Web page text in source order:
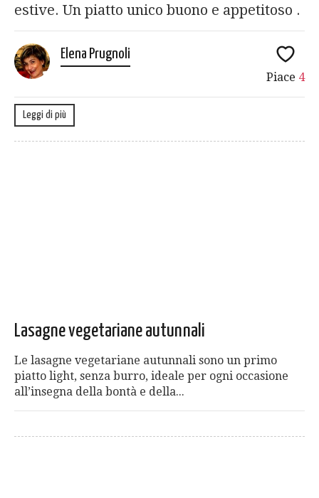
estive. Un piatto unico buono e appetitoso .
Elena Prugnoli
Piace 4
Leggi di più
Lasagne vegetariane autunnali
Le lasagne vegetariane autunnali sono un primo
piatto light, senza burro, ideale per ogni occasione
all’insegna della bontà e della...